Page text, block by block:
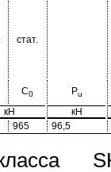
стат.
C0 Pu
кН
кН
965 96,5